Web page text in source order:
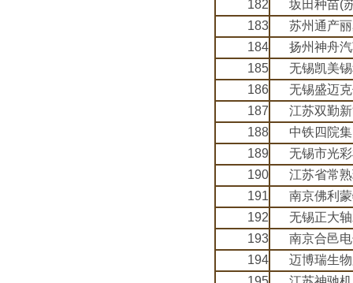
182
坂田种苗(
183
苏州通产
184
扬州神舟
185
无锡凯美
186
无锡盛迈
187
江苏双勤
188
中铁四院
189
无锡市光
190
江苏省常
191
南京佛利
192
无锡正大
193
南京合邑
194
迈博瑞生